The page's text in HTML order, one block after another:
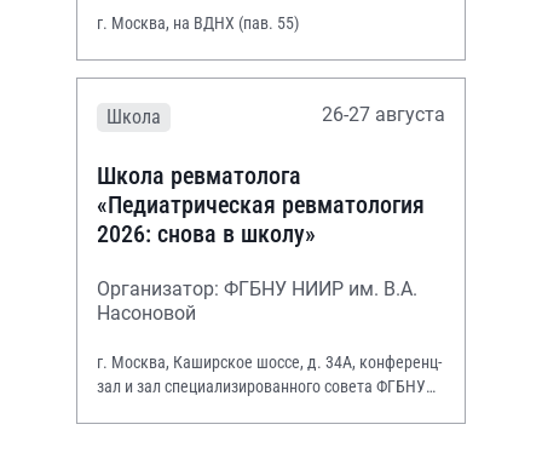
г. Москва, на ВДНХ (пав. 55)
Школа 26-27 августа
Школа ревматолога
«Педиатрическая ревматология
2026: снова в школу»
Организатор: ФГБНУ НИИР им. В.А.
Насоновой
г. Москва, Каширское шоссе, д. 34А, конференц-
зал и зал специализированного совета ФГБНУ